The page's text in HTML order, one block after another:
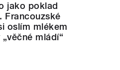
jako poklad
Francouzské
oslím mlékem
mládí“